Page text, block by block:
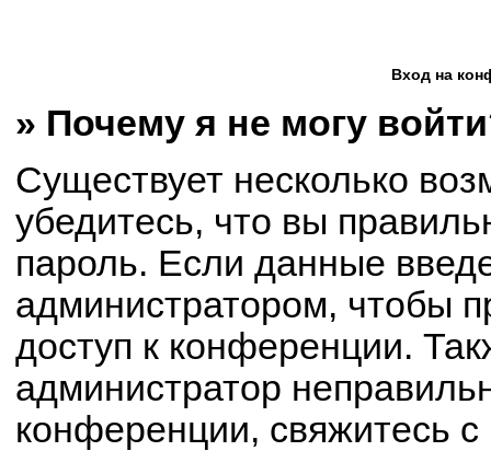
Вход на
» Почему я не могу
Существует несколько
убедитесь, что вы
пароль. Если данные
администратором, чтобы
доступ к конференции.
администратор
конференции, свяжитесь